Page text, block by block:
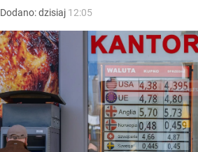
Dodano:dzisiaj 12:05